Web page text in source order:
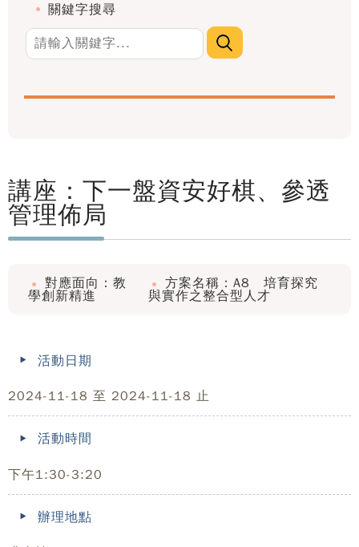
關鍵字搜尋
講座：下一盤資安好棋、參透
管理佈局
對應面向：教
學創新精進
方案名稱：A8 培育探究
與實作之整合型人才
活動日期
2024-11-18 至 2024-11-18 止
活動時間
下午1:30-3:20
辦理地點